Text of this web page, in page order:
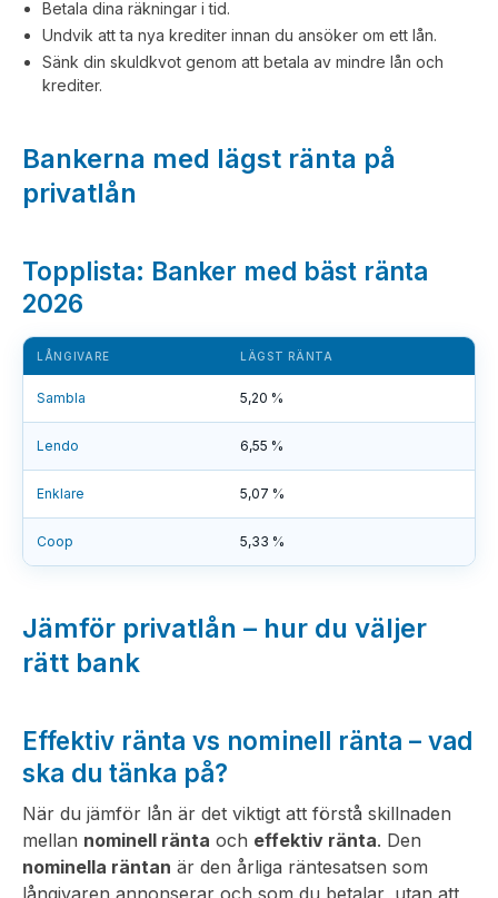
Betala dina räkningar i tid.
Undvik att ta nya krediter innan du ansöker om ett lån.
Sänk din skuldkvot genom att betala av mindre lån och
krediter.
Bankerna med lägst ränta på
privatlån
Topplista: Banker med bäst ränta
2026
LÅNGIVARE LÄGST RÄNTA
Sambla 5,20 %
Lendo 6,55 %
Enklare 5,07 %
Coop 5,33 %
Jämför privatlån – hur du väljer
rätt bank
Effektiv ränta vs nominell ränta – vad
ska du tänka på?
När du jämför lån är det viktigt att förstå skillnaden
mellan nominell ränta och effektiv ränta. Den
nominella räntan är den årliga räntesatsen som
långivaren annonserar och som du betalar, utan att